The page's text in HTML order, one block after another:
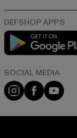
Instagram
Facebook